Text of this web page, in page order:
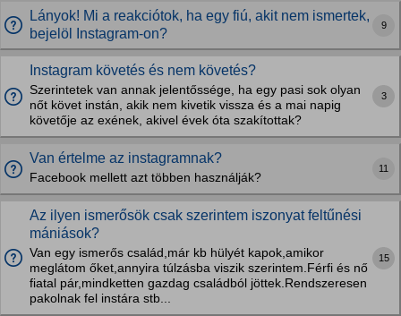
Lányok! Mi a reakciótok, ha egy fiú, akit nem ismertek,
bejelöl Instagram-on?
9
Instagram követés és nem követés?
Szerintetek van annak jelentőssége, ha egy pasi sok olyan
nőt követ instán, akik nem kivetik vissza és a mai napig
követője az exének, akivel évek óta szakítottak?
3
Van értelme az instagramnak?
Facebook mellett azt többen használják?
11
Az ilyen ismerősök csak szerintem iszonyat feltűnési
mániások?
Van egy ismerős család,már kb hülyét kapok,amikor
meglátom őket,annyira túlzásba viszik szerintem.Férfi és nő
fiatal pár,mindketten gazdag családból jöttek.Rendszeresen
pakolnak fel instára stb...
15